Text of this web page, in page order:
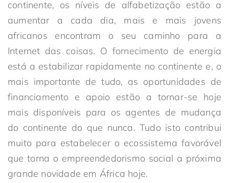
continente, os níveis de alfabetização estão a
aumentar a cada dia, mais e mais jovens
africanos encontram o seu caminho para a
Internet das coisas. O fornecimento de energia
está a estabilizar rapidamente no continente e, o
mais importante de tudo, as oportunidades de
financiamento e apoio estão a tornar-se hoje
mais disponíveis para os agentes de mudança
do continente do que nunca. Tudo isto contribui
muito para estabelecer o ecossistema favorável
que torna o empreendedorismo social a próxima
grande novidade em África hoje.